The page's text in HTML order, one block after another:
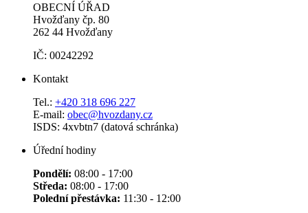
OBECNÍ ÚŘAD
Hvožďany čp. 80
262 44 Hvožďany
IČ: 00242292
Kontakt
Tel.: +420 318 696 227
E-mail: obec@hvozdany.cz
ISDS: 4xvbtn7 (datová schránka)
Úřední hodiny
Pondělí: 08:00 - 17:00
Středa: 08:00 - 17:00
Polední přestávka: 11:30 - 12:00